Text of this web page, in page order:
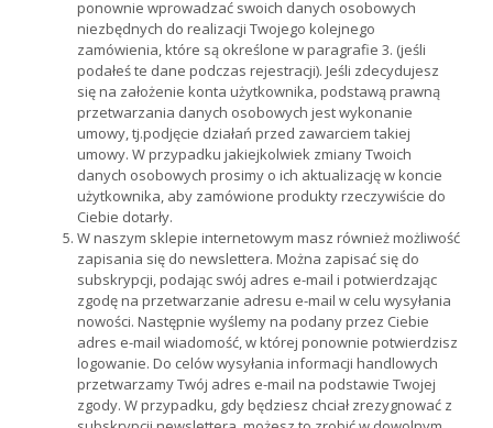
ponownie wprowadzać swoich danych osobowych
niezbędnych do realizacji Twojego kolejnego
zamówienia, które są określone w paragrafie 3. (jeśli
podałeś te dane podczas rejestracji). Jeśli zdecydujesz
się na założenie konta użytkownika, podstawą prawną
przetwarzania danych osobowych jest wykonanie
umowy, tj.podjęcie działań przed zawarciem takiej
umowy. W przypadku jakiejkolwiek zmiany Twoich
danych osobowych prosimy o ich aktualizację w koncie
użytkownika, aby zamówione produkty rzeczywiście do
Ciebie dotarły.
W naszym sklepie internetowym masz również możliwość
zapisania się do newslettera. Można zapisać się do
subskrypcji, podając swój adres e-mail i potwierdzając
zgodę na przetwarzanie adresu e-mail w celu wysyłania
nowości. Następnie wyślemy na podany przez Ciebie
adres e-mail wiadomość, w której ponownie potwierdzisz
logowanie. Do celów wysyłania informacji handlowych
przetwarzamy Twój adres e-mail na podstawie Twojej
zgody. W przypadku, gdy będziesz chciał zrezygnować z